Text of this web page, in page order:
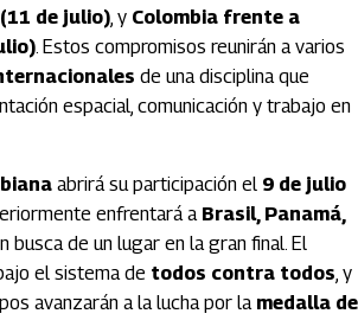
de julio), y Colombia frente a
. Estos compromisos reunirán a varios
de una disciplina que
espacial, comunicación y trabajo en
abrirá su participación el 9 de julio
enfrentará a Brasil, Panamá,
busca de un lugar en la gran final. El
el sistema de todos contra todos, y
avanzarán a la lucha por la medalla de